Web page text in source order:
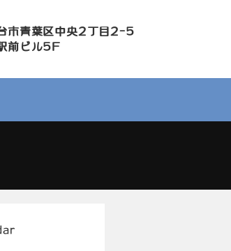
市青葉区中央2丁目2-5
前ビル5F